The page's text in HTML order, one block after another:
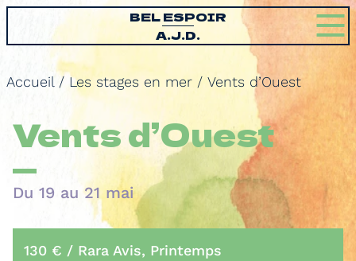
BEL ESPOIR
A.J.D.
Accueil / Les stages en mer / Vents d’Ouest
Vents d’Ouest
Du 19 au 21 mai
130 € / Rara Avis, Printemps